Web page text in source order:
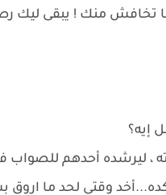
تخافش منك ! يبقى ليك
إيه؟
، ليرشده أحدهم للصواب
وقتي لحد ما